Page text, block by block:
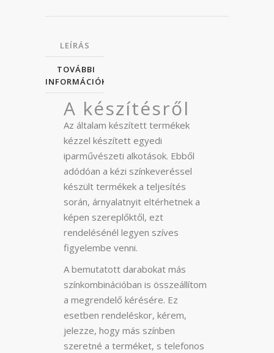
LEÍRÁS
TOVÁBBI
INFORMÁCIÓK
A készítésről
Az általam készített termékek
kézzel készített egyedi
iparművészeti alkotások. Ebből
adódóan a kézi színkeveréssel
készült termékek a teljesítés
során, árnyalatnyit eltérhetnek a
képen szereplőktől, ezt
rendelésénél legyen szíves
figyelembe venni.
A bemutatott darabokat más
színkombinációban is összeállítom
a megrendelő kérésére. Ez
esetben rendeléskor, kérem,
jelezze, hogy más színben
szeretné a terméket, s telefonos